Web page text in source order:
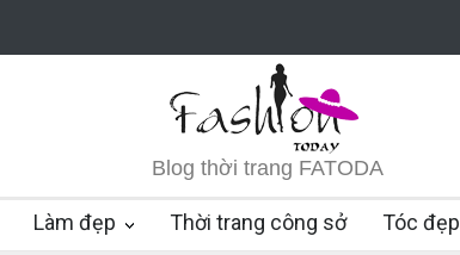
Blog thời trang FATODA
Làm đẹp Thời trang công sở Tóc đẹp